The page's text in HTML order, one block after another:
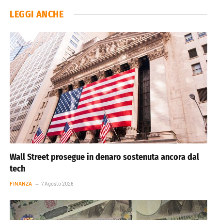
LEGGI ANCHE
Wall Street prosegue in denaro sostenuta ancora dal
tech
FINANZA 7 Agosto 2026